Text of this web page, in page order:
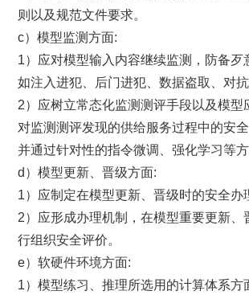
则以及规范文件要求。
c）模型监测方面:
1）应对模型输入内容继续监测，防备歹
如注入进犯、后门进犯、数据盗取、对
2）应树立常态化监测测评手段以及模型
对监测测评发现的供给服务过程中的安
并通过针对性的指令微调、强化学习等方
d）模型更新、晋级方面:
1）应制定在模型更新、晋级时的安全办
2）应形成办理机制，在模型重要更新、
行组织安全评价。
e）软硬件环境方面:
1）模型练习、推理所选用的计算体系方